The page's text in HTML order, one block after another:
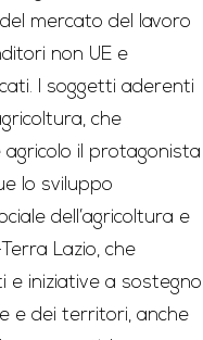
mercato del lavoro
non UE e
I soggetti aderenti
che
agricolo il protagonista
lo sviluppo
dell’agricoltura e
Lazio, che
iniziative a sostegno
e dei territori, anche